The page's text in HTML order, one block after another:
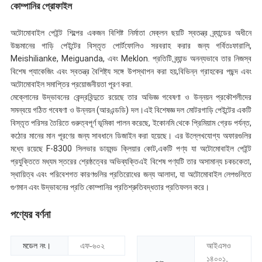
কোম্পানির প্রোফাইল
অটোমোবাইল পেইন্ট শিল্পের একজন বিশিষ্ট নির্মাতা মেক্লন ছয়টি স্বতন্ত্র ব্র্যান্ডের অধীনে
উচ্চমানের গাড়ি পেইন্টের বিস্তৃত পোর্টফোলিও সরবরাহ করার জন্য গর্বিতঃফারালি,
Meishilianke, Meiguanda, এবং Meklon. প্রতিটি ব্র্যান্ড অনন্যভাবে তার নিজস্ব
বিশেষ প্যাকেজিং এবং স্বতন্ত্র বৈশিষ্ট্য সঙ্গে উপস্থাপন করা হয়,বিভিন্ন গ্রাহকের পছন্দ এবং
অটোমোবাইল সমাপ্তির প্রয়োজনীয়তা পূরণ করা.
মেক্লোনের উদ্ভাবনের কেন্দ্রবিন্দুতে রয়েছে তার অভিজ্ঞ গবেষণা ও উন্নয়ন প্রকৌশলীদের
সমন্বয়ে গঠিত গবেষণা ও উন্নয়ন (আরএন্ডডি) দল।এই বিশেষজ্ঞ দল মোটরগাড়ি পেইন্টের একটি
বিস্তৃত পরিসর তৈরিতে গুরুত্বপূর্ণ ভূমিকা পালন করেছে, ইকোনমি থেকে প্রিমিয়াম গ্রেড পর্যন্ত,
কঠোর মানের মান পূরণের জন্য সাবধানে ডিজাইন করা হয়েছে। এর উল্লেখযোগ্য অফারগুলির
মধ্যে রয়েছে F-8300 সিলভার ডায়মন্ড ক্লিয়ার কোট,একটি পণ্য যা অটোমোবাইল পেইন্ট
প্রযুক্তিতে মধ্যম স্তরের শ্রেষ্ঠত্বের অভিব্যক্তিএই বিশেষ পণ্যটি তার অসামান্য চকচকেতা,
স্থায়িত্ব এবং পরিবেশগত কারণগুলির প্রতিরোধের জন্য আলাদা, যা অটোমোবাইল লেপগুলিতে
গুণমান এবং উদ্ভাবনের প্রতি কোম্পানির প্রতিশ্রুতিবদ্ধতার প্রতিফলন করে।
পণ্যের বর্ণনা
মডেল নং। এফ-৬০২
আইএসও
১৪০০১,